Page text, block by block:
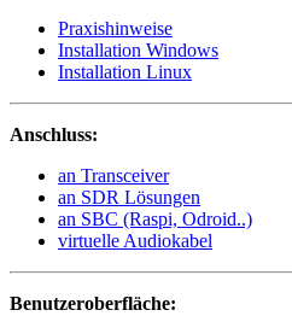
Praxishinweise
Installation Windows
Installation Linux
Anschluss:
an Transceiver
an SDR Lösungen
an SBC (Raspi, Odroid..)
virtuelle Audiokabel
Benutzeroberfläche: